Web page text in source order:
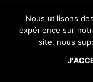
Nous utilisons
expérience sur
site, nous